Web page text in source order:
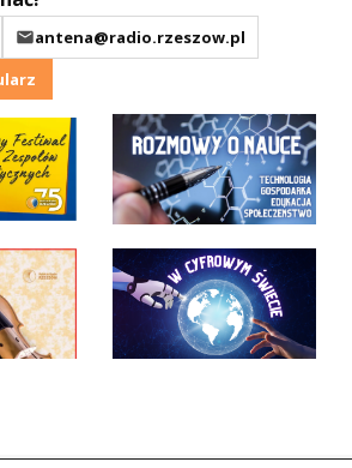
antena@radio.rzeszow.pl